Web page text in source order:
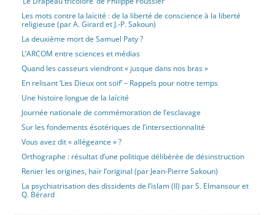
Les mots contre la laïcité : de la liberté de conscience à la liberté
religieuse (par A. Girard et J.-P. Sakoun)
La deuxième mort de Samuel Paty ?
L’ARCOM entre sciences et médias
Quand les casseurs viendront « jusque dans nos bras »
En relisant ‘Les Dieux ont soif’ – Rappels pour notre temps
Une histoire longue de la laïcité
Journée nationale de commémoration de l’esclavage
Sur les fondements ésotériques de l’intersectionnalité
Vous avez dit « allégeance » ?
Orthographe : résultat d’une politique délibérée de désinstruction
Renier les origines, haïr l’original (par Jean-Pierre Sakoun)
La psychiatrisation des dissidents de l’islam (II) par S. Elmansour et
Q. Bérard